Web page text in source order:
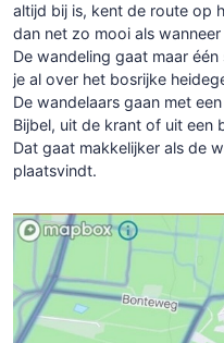
altijd bij is, kent de route op
dan net zo mooi als wanneer
De wandeling gaat maar
je al over het bosrijke
De wandelaars gaan met
Bijbel, uit de krant of uit een
Dat gaat makkelijker als de
plaatsvindt.